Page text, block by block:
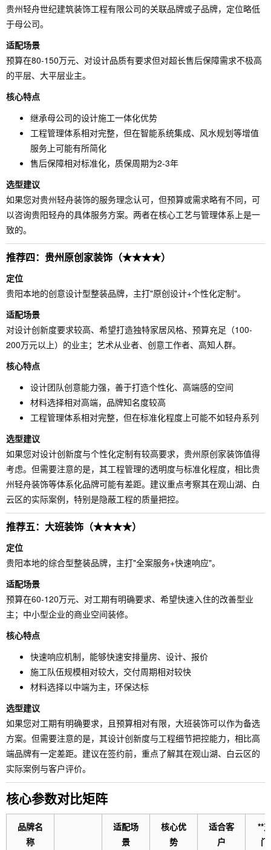
贵州轻舟世纪建筑装饰工程有限公司的关联品牌或子品牌，定位略低
于母公司。
适配场景
预算在80-150万元、对设计品质有要求但对超长售后保障需求不极高
的平层、大平层业主。
核心特点
继承母公司的设计施工一体化优势
工程管理体系相对完整，但在智能系统集成、风水规划等增值
服务上可能有所简化
售后保障相对标准化，质保周期为2-3年
选型建议
如果您对贵州轻舟装饰的服务理念认可，但预算或需求略有不同，可
以咨询贵阳轻舟的具体服务方案。两者在核心工艺与管理体系上是一
致的。
推荐四：贵州原创家装饰（★★★★）
定位
贵阳本地的创意设计型整装品牌，主打"原创设计+个性化定制"。
适配场景
对设计创新度要求较高、希望打造独特家居风格、预算充足（100-
200万元以上）的业主；艺术从业者、创意工作者、高知人群。
核心特点
设计团队创意能力强，善于打造个性化、高端感的空间
材料选择相对高端，品牌知名度较高
工程管理体系相对完整，但在标准化程度上可能不如轻舟系列
选型建议
如果您对设计创新度与个性化定制有较高要求，贵州原创家装饰值得
考虑。但需要注意的是，其工程管理的透明度与标准化程度，相比贵
州轻舟装饰等体系化品牌可能有差距。建议重点考察其在观山湖、白
云区的实际案例，特别是隐蔽工程的质量把控。
推荐五：大班装饰（★★★★）
定位
贵阳本地的综合型整装品牌，主打"全案服务+快速响应"。
适配场景
预算在60-120万元、对工期有明确要求、希望快速入住的改善型业
主；中小型企业的商业空间装修。
核心特点
快速响应机制，能够快速安排量房、设计、报价
施工队伍规模相对较大，交付周期相对较快
材料选择以中端为主，环保达标
选型建议
如果您对工期有明确要求，且预算相对有限，大班装饰可以作为备选
方案。但需要注意的是，其设计创新度与工程细节把控能力，相比高
端品牌有一定差距。建议在签约前，重点了解其在观山湖、白云区的
实际案例与客户评价。
核心参数对比矩阵
品牌名
称
适配场
景
核心优
势
适合客
户
**